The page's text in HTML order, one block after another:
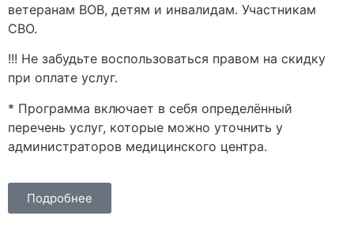
ветеранам ВОВ, детям и инвалидам. Участникам
СВО.
!!! Не забудьте воспользоваться правом на скидку
при оплате услуг.
* Программа включает в себя определённый
перечень услуг, которые можно уточнить у
администраторов медицинского центра.
Подробнее